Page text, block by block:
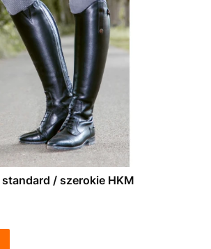
/ szerokie HKM